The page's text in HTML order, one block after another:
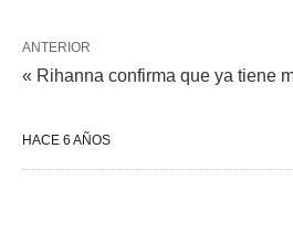
ANTERIOR
« Rihanna confirma que ya tiene
HACE 6 AÑOS